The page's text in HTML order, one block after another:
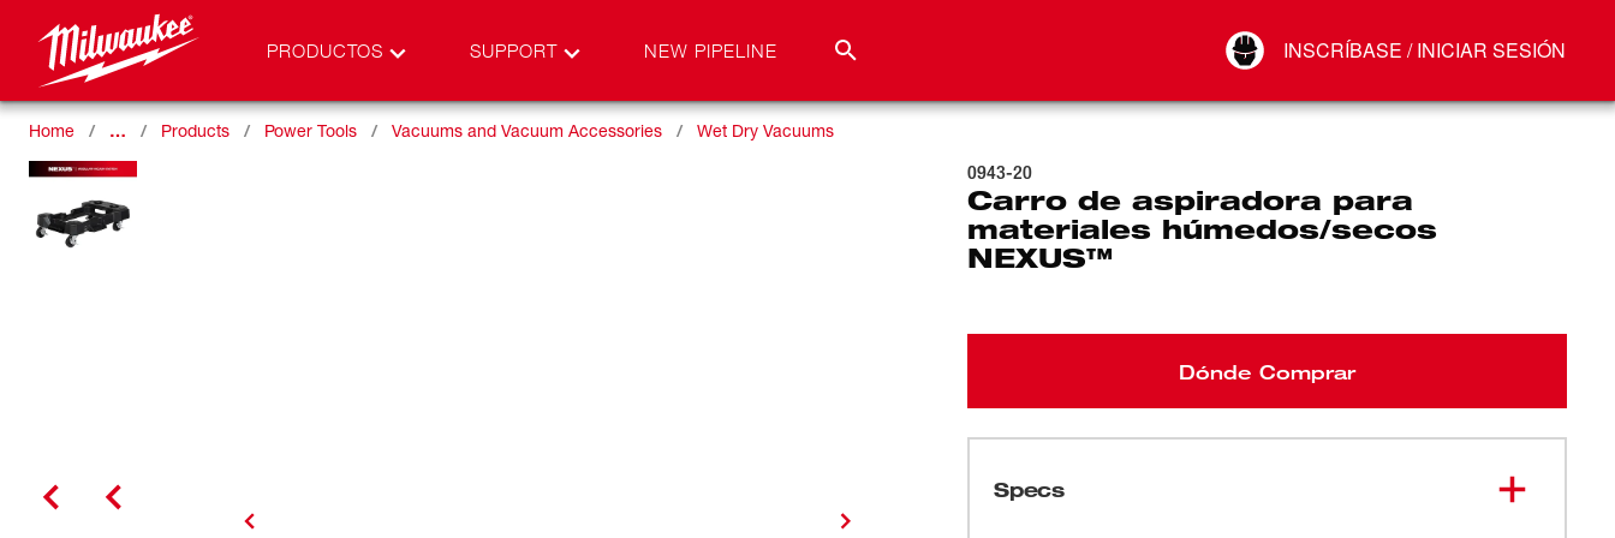
PRODUCTOS SUPPORT NEW PIPELINE INSCRÍBASE / INICIAR SESIÓN
Conectar
Home … Products Power Tools Vacuums and Vacuum Accessories Wet Dry Vacuums
0943-20
Carro de aspiradora para
materiales húmedos/secos
NEXUS™
Dónde Comprar
Specs